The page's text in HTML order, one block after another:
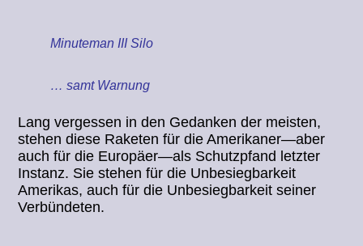
Minuteman III Silo
… samt Warnung
Lang vergessen in den Gedanken der meisten,
stehen diese Raketen für die Amerikaner—aber
auch für die Europäer—als Schutzpfand letzter
Instanz. Sie stehen für die Unbesiegbarkeit
Amerikas, auch für die Unbesiegbarkeit seiner
Verbündeten.